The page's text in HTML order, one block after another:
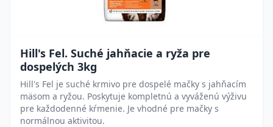
Hill's Fel. Suché jahňacie a ryža pre
dospelých 3kg
Hill's Fel je suché krmivo pre dospelé mačky s jahňacím
mäsom a ryžou. Poskytuje kompletnú a vyváženú výživu
pre každodenné kŕmenie. Je vhodné pre mačky s
normálnou aktivitou.